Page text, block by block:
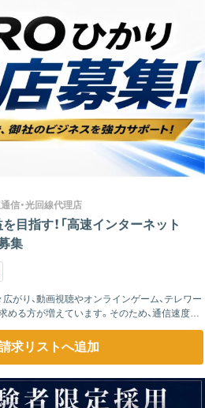
信・光回線代理店
目指す！「高速インターネット
集
がり、動画視聴やオンラインゲーム、テレワー
める方が増えています。そのため、通信速度は
光回線を選ぶ際の重要なポイントの一つとなっています。 「NUROひかり」は、下...
求リストへ追加